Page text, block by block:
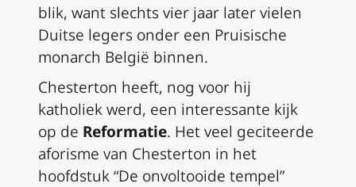
blik, want slechts vier jaar later vielen
Duitse legers onder een Pruisische
monarch België binnen.
Chesterton heeft, nog voor hij
katholiek werd, een interessante kijk
op de Reformatie. Het veel geciteerde
aforisme van Chesterton in het
hoofdstuk “De onvoltooide tempel”